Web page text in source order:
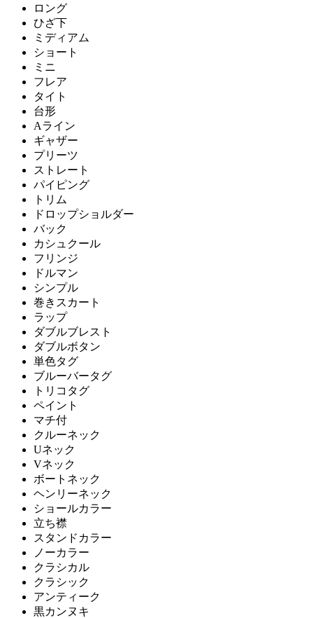
ロング
ひざ下
ミディアム
ショート
ミニ
フレア
タイト
台形
Aライン
ギャザー
プリーツ
ストレート
パイピング
トリム
ドロップショルダー
バック
カシュクール
フリンジ
ドルマン
シンプル
巻きスカート
ラップ
ダブルブレスト
ダブルボタン
単色タグ
ブルーバータグ
トリコタグ
ペイント
マチ付
クルーネック
Uネック
Vネック
ボートネック
ヘンリーネック
ショールカラー
立ち襟
スタンドカラー
ノーカラー
クラシカル
クラシック
アンティーク
黒カンヌキ